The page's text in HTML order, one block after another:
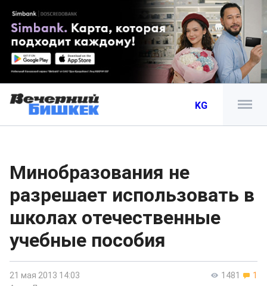
KG
Минобразования не
разрешает использовать в
школах отечественные
учебные пособия
1481 1
21 мая 2013 14:03